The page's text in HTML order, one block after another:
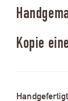
Kopie